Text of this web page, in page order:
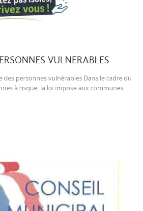
VULNERABLES
des personnes vulnérables Dans le cadre du
à risque, la loi impose aux communes